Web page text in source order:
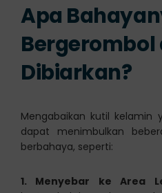
Apa
Bergerombol
Dibiarkan?
Mengabaikan kutil kelamin
dapat menimbulkan
berbahaya, seperti:
1. Menyebar ke Area